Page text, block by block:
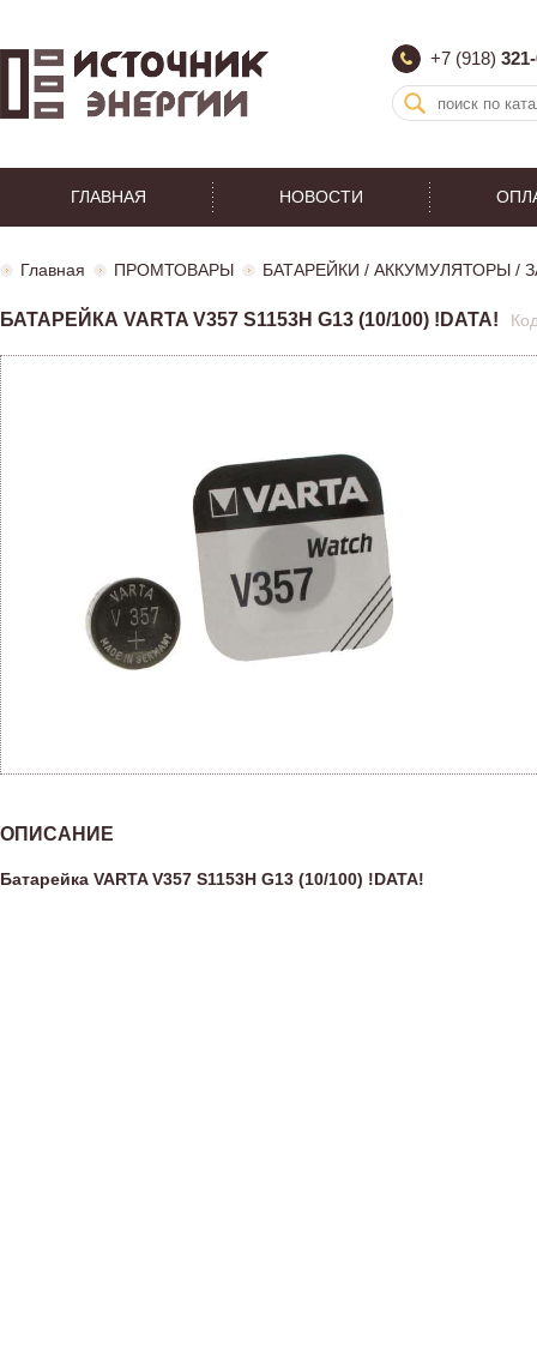
+7 (918)
ГЛАВНАЯ НОВОСТИ
Главная ПРОМТОВАРЫ БАТАРЕЙКИ / АККУМУЛЯТОРЫ /
БАТАРЕЙКА VARTA V357 S1153H G13 (10/100) !DATA!
ОПИСАНИЕ
Батарейка VARTA V357 S1153H G13 (10/100) !DATA!